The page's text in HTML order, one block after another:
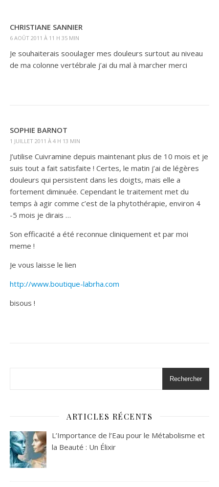
CHRISTIANE SANNIER
6 AOÛT 2011 À 11 H 35 MIN
Je souhaiterais sooulager mes douleurs surtout au niveau
de ma colonne vertébrale j’ai du mal à marcher merci
SOPHIE BARNOT
1 JUILLET 2011 À 4 H 13 MIN
J’utilise Cuivramine depuis maintenant plus de 10 mois et je
suis tout a fait satisfaite ! Certes, le matin j’ai de légères
douleurs qui persistent dans les doigts, mais elle a
fortement diminuée. Cependant le traitement met du
temps à agir comme c’est de la phytothérapie, environ 4
-5 mois je dirais …
Son efficacité a été reconnue cliniquement et par moi
meme !
Je vous laisse le lien
http://www.boutique-labrha.com
bisous !
Rechercher
ARTICLES RÉCENTS
L’Importance de l’Eau pour le Métabolisme et
la Beauté : Un Élixir